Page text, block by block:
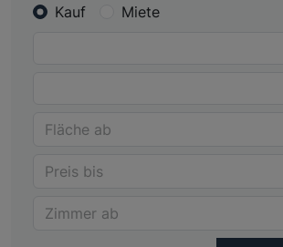
Kauf Miete